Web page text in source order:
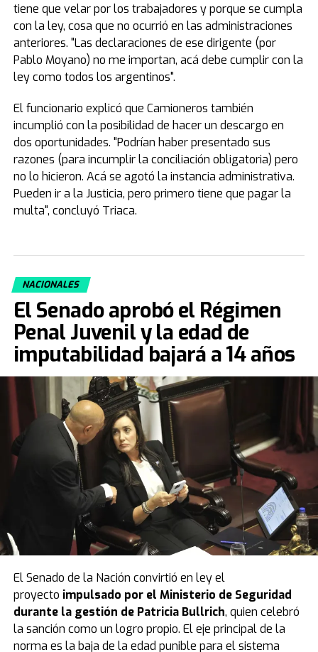
tiene que velar por los trabajadores y porque se cumpla
con la ley, cosa que no ocurrió en las administraciones
anteriores. "Las declaraciones de ese dirigente (por
Pablo Moyano) no me importan, acá debe cumplir con la
ley como todos los argentinos".
El funcionario explicó que Camioneros también
incumplió con la posibilidad de hacer un descargo en
dos oportunidades. "Podrían haber presentado sus
razones (para incumplir la conciliación obligatoria) pero
no lo hicieron. Acá se agotó la instancia administrativa.
Pueden ir a la Justicia, pero primero tiene que pagar la
multa", concluyó Triaca.
NACIONALES
El Senado aprobó el Régimen
Penal Juvenil y la edad de
imputabilidad bajará a 14 años
El Senado de la Nación convirtió en ley el
proyecto impulsado por el Ministerio de Seguridad
durante la gestión de Patricia Bullrich, quien celebró
la sanción como un logro propio. El eje principal de la
norma es la baja de la edad punible para el sistema